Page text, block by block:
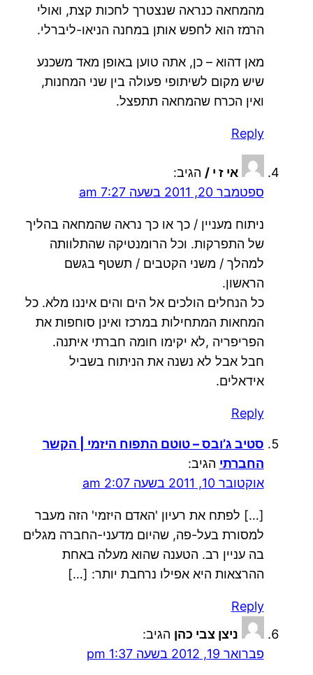
מהמחאה כנראה שנצטרך לחכות קצת, ואולי
הרמז הוא לחפש אותן במחנה הניאו-ליברלי.
מאן דהוא – כן, אתה טוען באופן מאד משכנע
שיש מקום לשיתופי פעולה בין שני המחנות,
ואין הכרח שהמחאה תתפצל.
Reply
אי ז י / הגיב:
ספטמבר 20, 2011 בשעה 7:27 am
ניתוח מעניין / כך או כך נראה שהמחאה בהליך
של התפרקות. וכל הרומנטיקה שהתלוותה
למהלך / משני הקטבים / תשטף בגשם
הראשון.
כל הנחלים הולכים אל הים והים איננו מלא. כל
המחאות המתחילות במרכז ואינן סוחפות את
הפריפריה ,לא יקימו חומה חברתי איתנה.
חבל אבל לא נשנה את הניתוח בשביל
אידאלים.
Reply
סטיב ג’ובס – טוטם התפוח היזמי | הקשר
החברתי הגיב:
אוקטובר 10, 2011 בשעה 2:07 am
[…] לפתח את רעיון 'האדם היזמי' הזה מעבר
למסורת בעל-פה, שהיום מדעני-החברה מגלים
בה עניין רב. הטענה שהוא מעלה באחת
ההרצאות היא אפילו נרחבת יותר: […]
Reply
ניצן צבי כהן הגיב:
פברואר 19, 2012 בשעה 1:37 pm